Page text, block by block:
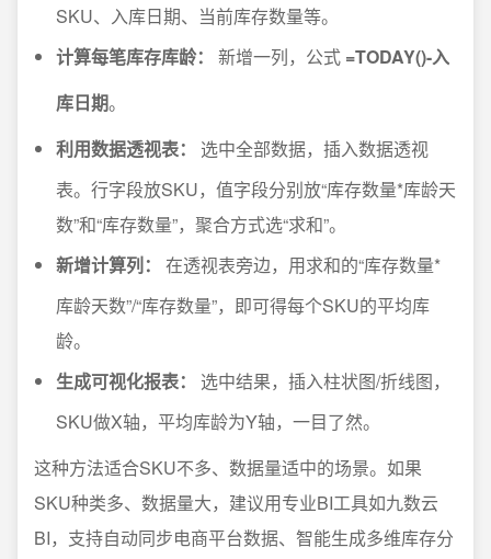
SKU、入库日期、当前库存数量等。
计算每笔库存库龄：
新增一列，公式 =TODAY()-入
库日期。
利用数据透视表：
选中全部数据，插入数据透视
表。行字段放SKU，值字段分别放“库存数量*库龄天
数”和“库存数量”，聚合方式选“求和”。
新增计算列：
在透视表旁边，用求和的“库存数量*
库龄天数”/“库存数量”，即可得每个SKU的平均库
龄。
生成可视化报表：
选中结果，插入柱状图/折线图，
SKU做X轴，平均库龄为Y轴，一目了然。
这种方法适合SKU不多、数据量适中的场景。如果
SKU种类多、数据量大，建议用专业BI工具如九数云
BI，支持自动同步电商平台数据、智能生成多维库存分